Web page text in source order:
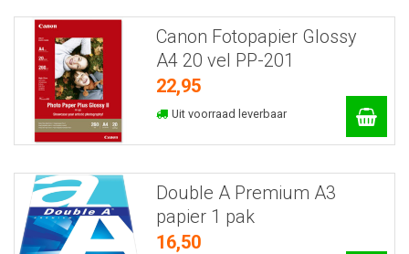
Canon Fotopapier Glossy
A4 20 vel PP-201
22,95
Uit voorraad leverbaar
Double A Premium A3
papier 1 pak
16,50